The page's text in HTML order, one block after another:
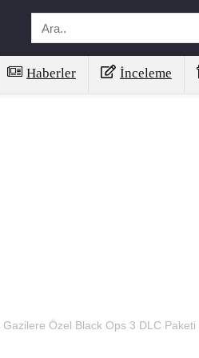
Haberler İnceleme
Gazilere Özel Black Ops 3 DLC Paketi